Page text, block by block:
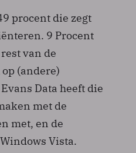
procent die zegt
9 Procent
van de
(andere)
Data heeft die
met de
met, en de
Vista.